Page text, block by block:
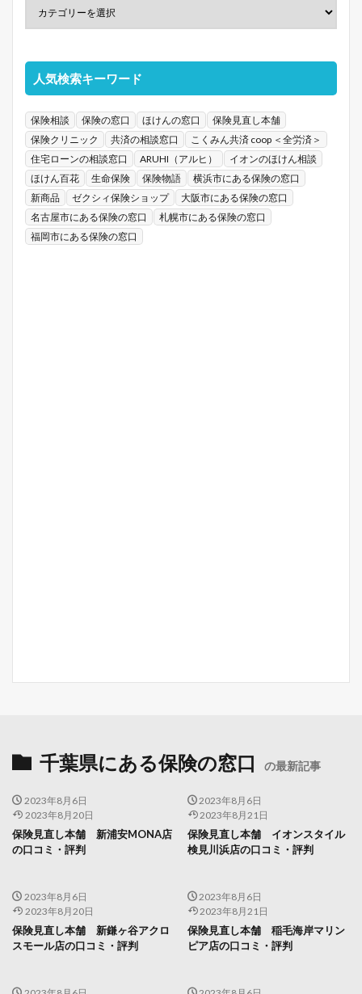
人気検索キーワード
保険相談 保険の窓口 ほけんの窓口
保険見直し本舗
保険クリニック
共済の相談窓口
こくみん共済 coop ＜全労済＞
住宅ローンの相談窓口
ARUHI（アルヒ）
イオンのほけん相談
ほけん百花
生命保険 保険物語
横浜市にある保険の窓口
新商品
ゼクシィ保険ショップ
大阪市にある保険の窓口
名古屋市にある保険の窓口
札幌市にある保険の窓口
福岡市にある保険の窓口
千葉県にある保険の窓口 の最新記事
2023年8月6日
2023年8月20日
保険見直し本舗 新浦安MONA店
の口コミ・評判
2023年8月6日
2023年8月21日
保険見直し本舗 イオンスタイル
検見川浜店の口コミ・評判
2023年8月6日
2023年8月20日
保険見直し本舗 新鎌ヶ谷アクロ
スモール店の口コミ・評判
2023年8月6日
2023年8月21日
保険見直し本舗 稲毛海岸マリン
ピア店の口コミ・評判